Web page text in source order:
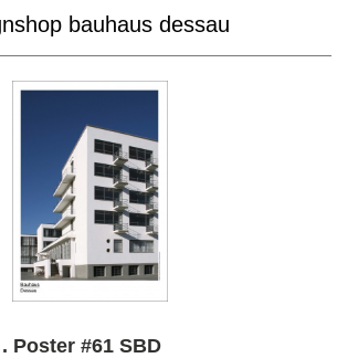
bauhaus dessau
Poster #61 SBD